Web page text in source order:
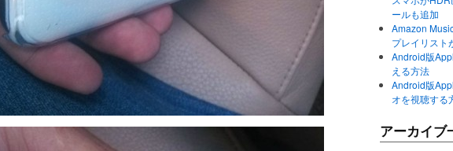
ールも追加
Amazon
プレイリスト
Android版
える方法
Android版
オを視聴する
アーカイブ